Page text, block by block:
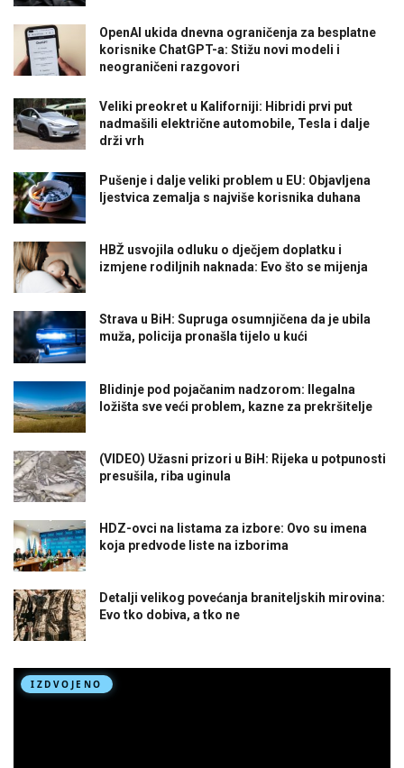
OpenAI ukida dnevna ograničenja za besplatne
korisnike ChatGPT-a: Stižu novi modeli i
neograničeni razgovori
Veliki preokret u Kaliforniji: Hibridi prvi put
nadmašili električne automobile, Tesla i dalje
drži vrh
Pušenje i dalje veliki problem u EU: Objavljena
ljestvica zemalja s najviše korisnika duhana
HBŽ usvojila odluku o dječjem doplatku i
izmjene rodiljnih naknada: Evo što se mijenja
Strava u BiH: Supruga osumnjičena da je ubila
muža, policija pronašla tijelo u kući
Blidinje pod pojačanim nadzorom: Ilegalna
ložišta sve veći problem, kazne za prekršitelje
(VIDEO) Užasni prizori u BiH: Rijeka u potpunosti
presušila, riba uginula
HDZ-ovci na listama za izbore: Ovo su imena
koja predvode liste na izborima
Detalji velikog povećanja braniteljskih mirovina:
Evo tko dobiva, a tko ne